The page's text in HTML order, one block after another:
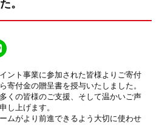
。
ント事業に参加された皆様よりご寄付
寄付金の贈呈書を授与いたしました。
くの皆様のご支援、そして温かいご声
し上げます。
ムがより前進できるよう大切に使わせ